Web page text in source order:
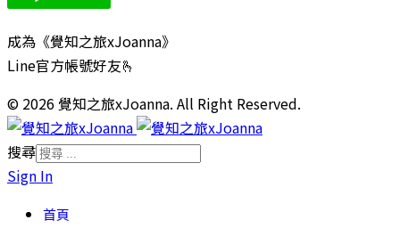
成為《覺知之旅xJoanna》
Line官方帳號好友🫰
© 2026 覺知之旅xJoanna. All Right Reserved.
搜尋
Sign In
首頁